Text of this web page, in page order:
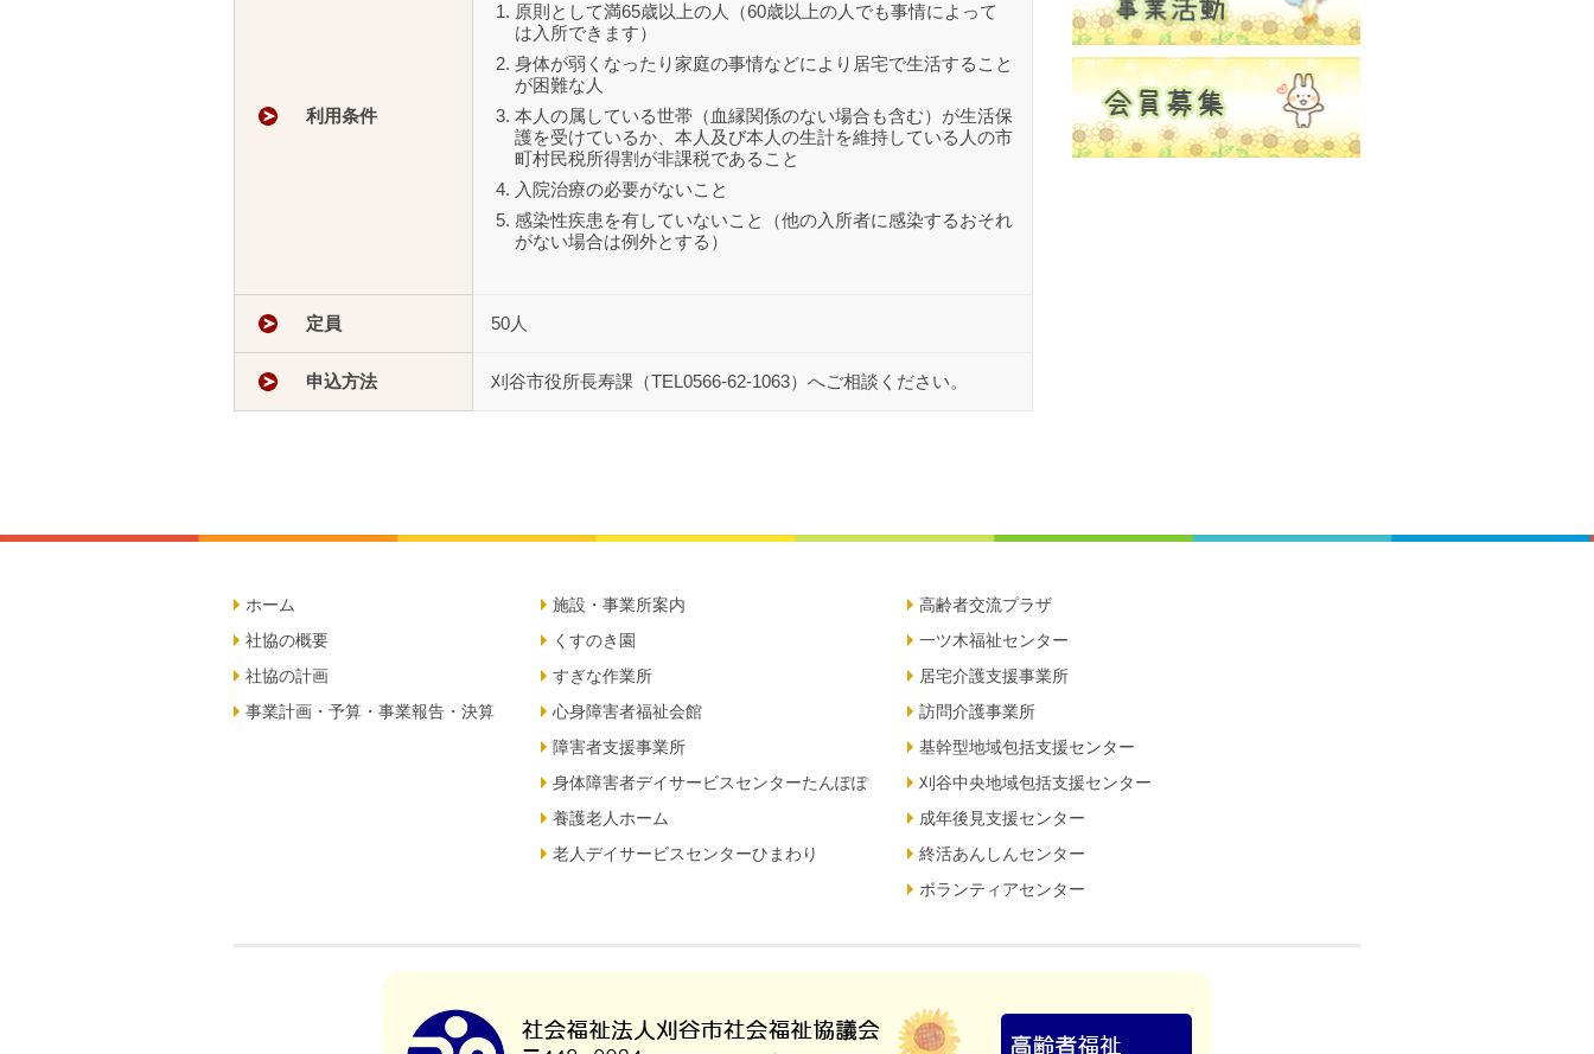
利用条件
原則として満65歳以上の人（60歳以上の人でも事情によって
は入所できます）
身体が弱くなったり家庭の事情などにより居宅で生活すること
が困難な人
本人の属している世帯（血縁関係のない場合も含む）が生活保
護を受けているか、本人及び本人の生計を維持している人の市
町村民税所得割が非課税であること
入院治療の必要がないこと
感染性疾患を有していないこと（他の入所者に感染するおそれ
がない場合は例外とする）
定員 50人
申込方法 刈谷市役所長寿課（TEL0566-62-1063）へご相談ください。
ホーム
社協の概要
社協の計画
事業計画・予算・事業報告・決算
施設・事業所案内
くすのき園
すぎな作業所
心身障害者福祉会館
障害者支援事業所
身体障害者デイサービスセンターたんぽぽ
養護老人ホーム
老人デイサービスセンターひまわり
高齢者交流プラザ
一ツ木福祉センター
居宅介護支援事業所
訪問介護事業所
基幹型地域包括支援センター
刈谷中央地域包括支援センター
成年後見支援センター
終活あんしんセンター
ボランティアセンター